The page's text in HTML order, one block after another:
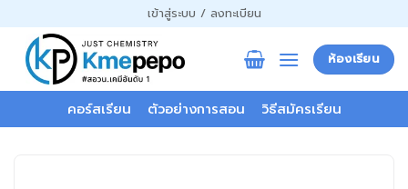
ไป
เนื้อหา
เข้าสู่ระบบ / ลงทะเบียน
ห้องเรียน
คอร์สเรียน ตัวอย่างการสอน วิธีสมัครเรียน